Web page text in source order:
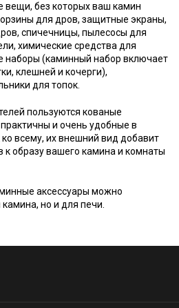
вещи, без которых ваш камин
для дров, защитные экраны,
спичечницы, пылесосы для
химические средства для
наборы (каминный набор включает
клешней и кочерги),
для топок.
пользуются кованые
и очень удобные в
всему, их внешний вид добавит
к образу вашего камина и комнаты
аксессуары можно
но и для печи.